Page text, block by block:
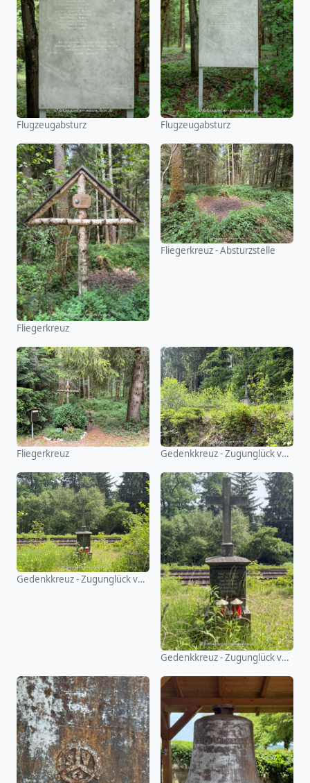
Flugzeugabsturz Flugzeugabsturz
Fliegerkreuz
Fliegerkreuz - Absturzstelle
Fliegerkreuz Gedenkkreuz - Zugunglück von 1945 (Oberelkofen)
Gedenkkreuz - Zugunglück von 1945 (Oberelkofen)
Gedenkkreuz - Zugunglück von 1945 (Oberelkofen)